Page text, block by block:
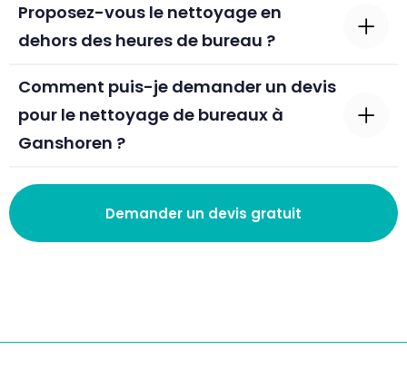
Proposez-vous le nettoyage en
dehors des heures de bureau ?
Comment puis-je demander un devis
pour le nettoyage de bureaux à
Ganshoren ?
Demander un devis gratuit